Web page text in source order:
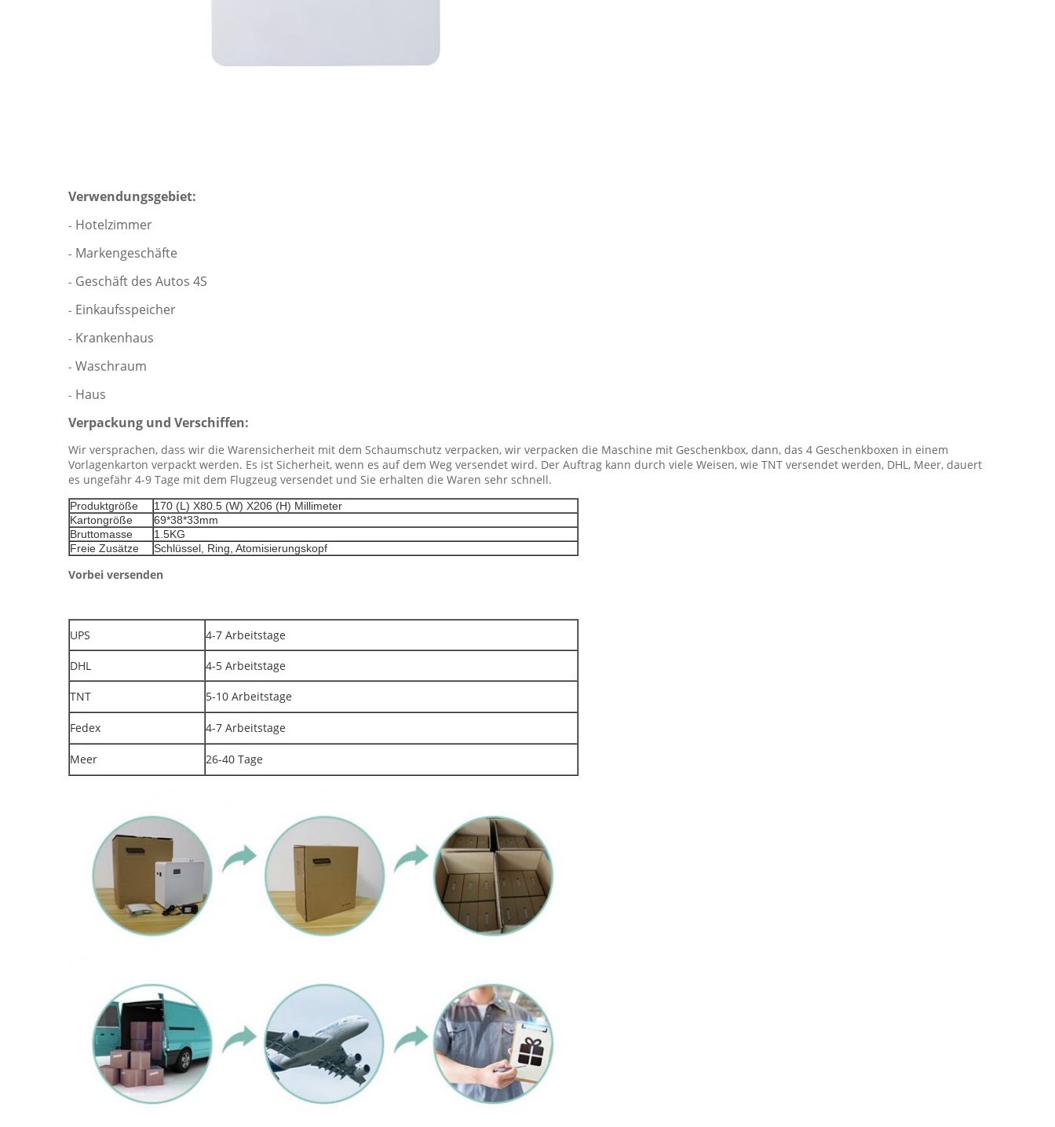
Verwendungsgebiet:
- Hotelzimmer
- Markengeschäfte
- Geschäft des Autos 4S
- Einkaufsspeicher
- Krankenhaus
- Waschraum
- Haus
Verpackung und Verschiffen:
Wir versprachen, dass wir die Warensicherheit mit dem Schaumschutz verpacken, wir verpacken die Maschine mit Geschenkbox, dann, das 4 Geschenkboxen in einem
Vorlagenkarton verpackt werden. Es ist Sicherheit, wenn es auf dem Weg versendet wird. Der Auftrag kann durch viele Weisen, wie TNT versendet werden, DHL, Meer, dauert
es ungefähr 4-9 Tage mit dem Flugzeug versendet und Sie erhalten die Waren sehr schnell.
Produktgröße
170 (L) X80.5 (W) X206 (H) Millimeter
Kartongröße
69*38*33mm
Bruttomasse
1.5KG
Freie Zusätze
Schlüssel, Ring, Atomisierungskopf
Vorbei versenden
UPS 4-7 Arbeitstage
DHL 4-5 Arbeitstage
TNT 5-10 Arbeitstage
Fedex 4-7 Arbeitstage
Meer 26-40 Tage